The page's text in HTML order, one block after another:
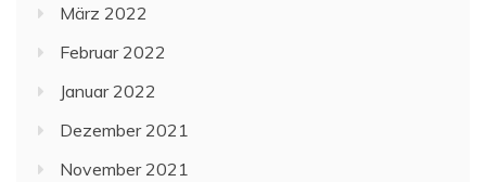
März 2022
Februar 2022
Januar 2022
Dezember 2021
November 2021